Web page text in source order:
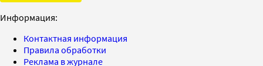
Информация:
Контактная информация
Правила обработки
Реклама в журнале